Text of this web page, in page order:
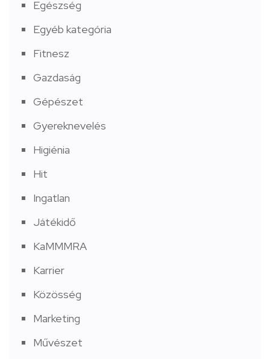
Egészség
Egyéb kategória
Fitnesz
Gazdaság
Gépészet
Gyereknevelés
Higiénia
Hit
Ingatlan
Játékidő
KaMMMRA
Karrier
Közösség
Marketing
Művészet